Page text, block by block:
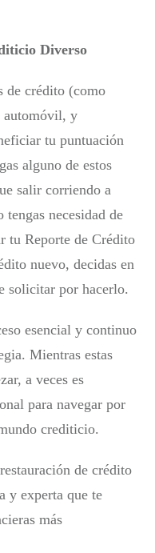
Diverso
de crédito (como
automóvil, y
tu puntuación
alguno de estos
salir corriendo a
necesidad de
tu Reporte de Crédito
nuevo, decidas en
solicitar por hacerlo.
esencial y continuo
Mientras estas
a veces es
para navegar por
crediticio.
de crédito
y experta que te
más